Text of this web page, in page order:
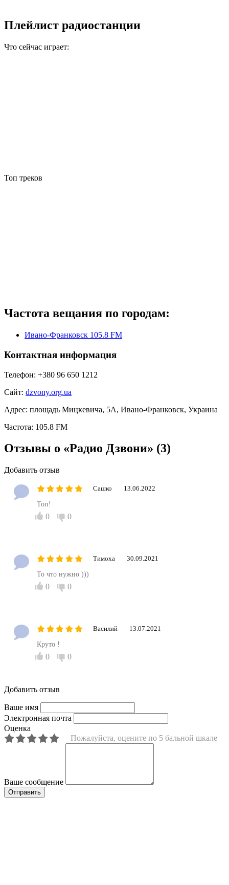
Плейлист радиостанции
Что сейчас играет:
Топ треков
Частота вещания по городам:
Ивано-Франковск 105.8 FM
Контактная информация
Телефон: +380 96 650 1212
Сайт: dzvony.org.ua
Адрес: площадь Мицкевича, 5А, Ивано-Франковск, Украина
Частота: 105.8 FM
Отзывы о «Радио Дзвони» (3)
Добавить отзыв
Сашко 13.06.2022
Топ!
0 0
Тимоха 30.09.2021
То что нужно )))
0 0
Василий 13.07.2021
Круто !
0 0
Добавить отзыв
Ваше имя
Электронная почта
Оценка
Пожалуйста, оцените по 5 бальной шкале
Ваше сообщение